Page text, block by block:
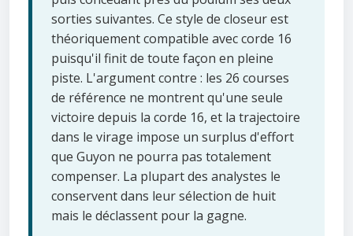
sorties suivantes. Ce style de closeur est
théoriquement compatible avec corde 16
puisqu'il finit de toute façon en pleine
piste. L'argument contre : les 26 courses
de référence ne montrent qu'une seule
victoire depuis la corde 16, et la trajectoire
dans le virage impose un surplus d'effort
que Guyon ne pourra pas totalement
compenser. La plupart des analystes le
conservent dans leur sélection de huit
mais le déclassent pour la gagne.